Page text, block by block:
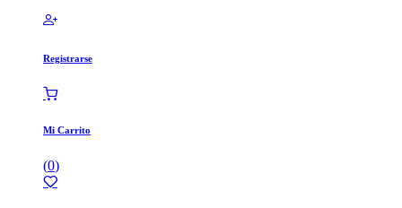
Registrarse
Mi Carrito
(0)